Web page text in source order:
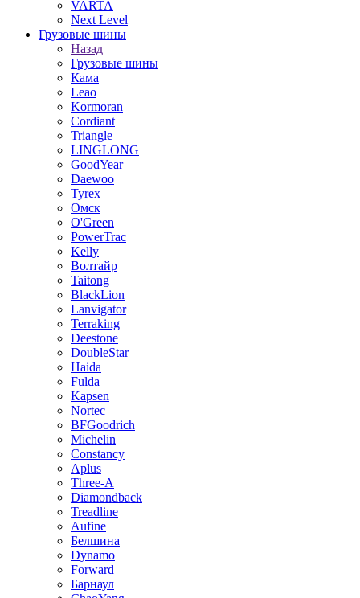
VARTA
Next Level
Грузовые шины
Назад
Грузовые шины
Кама
Leao
Kormoran
Cordiant
Triangle
LINGLONG
GoodYear
Daewoo
Tyrex
Омск
O'Green
PowerTrac
Kelly
Волтайр
Taitong
BlackLion
Lanvigator
Terraking
Deestone
DoubleStar
Haida
Fulda
Kapsen
Nortec
BFGoodrich
Michelin
Constancy
Aplus
Three-A
Diamondback
Treadline
Aufine
Белшина
Dynamo
Forward
Барнаул